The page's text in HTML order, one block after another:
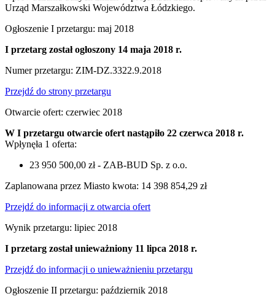
Urząd Marszałkowski Województwa Łódzkiego.
Ogłoszenie I przetargu: maj 2018
I przetarg został ogłoszony 14 maja 2018 r.
Numer przetargu: ZIM-DZ.3322.9.2018
Przejdź do strony przetargu
Otwarcie ofert: czerwiec 2018
W I przetargu otwarcie ofert nastąpiło 22 czerwca 2018 r.
Wpłynęła 1 oferta:
23 950 500,00 zł - ZAB-BUD Sp. z o.o.
Zaplanowana przez Miasto kwota: 14 398 854,29 zł
Przejdź do informacji z otwarcia ofert
Wynik przetargu: lipiec 2018
I przetarg został unieważniony 11 lipca 2018 r.
Przejdź do informacji o unieważnieniu przetargu
Ogłoszenie II przetargu: październik 2018